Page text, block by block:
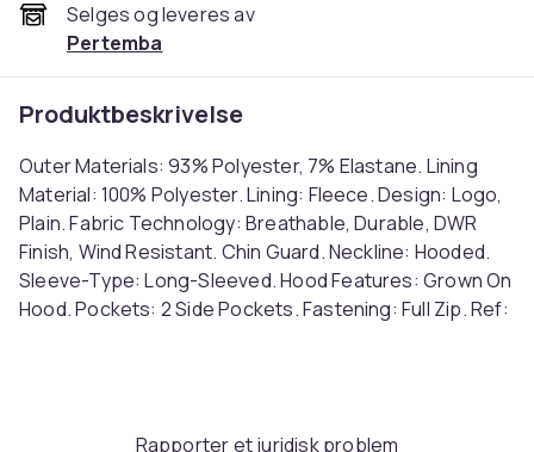
Selges og leveres av
Pertemba
Produktbeskrivelse
Outer Materials: 93% Polyester, 7% Elastane. Lining
Material: 100% Polyester. Lining: Fleece. Design: Logo,
Plain. Fabric Technology: Breathable, Durable, DWR
Finish, Wind Resistant. Chin Guard. Neckline: Hooded.
Sleeve-Type: Long-Sleeved. Hood Features: Grown On
Hood. Pockets: 2 Side Pockets. Fastening: Full Zip. Ref:
Rapporter et juridisk problem